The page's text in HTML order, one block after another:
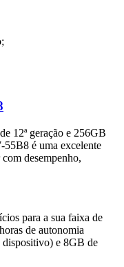
12ª geração e 256GB
é uma excelente
desempenho,
para a sua faixa de
de autonomia
dispositivo) e 8GB de